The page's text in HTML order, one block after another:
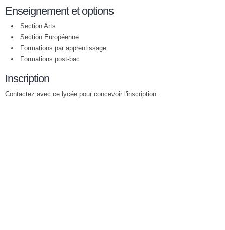
Enseignement et options
Section Arts
Section Européenne
Formations par apprentissage
Formations post-bac
Inscription
Contactez avec ce lycée pour concevoir l'inscription.